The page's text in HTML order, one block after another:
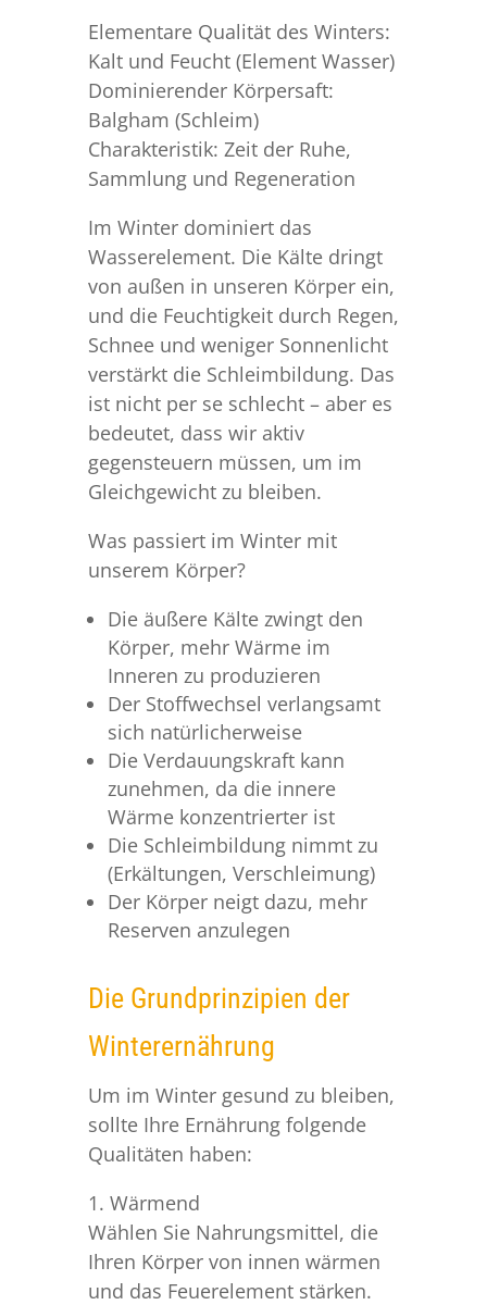
Elementare Qualität des Winters:
Kalt und Feucht (Element Wasser)
Dominierender Körpersaft:
Balgham (Schleim)
Charakteristik: Zeit der Ruhe,
Sammlung und Regeneration
Im Winter dominiert das
Wasserelement. Die Kälte dringt
von außen in unseren Körper ein,
und die Feuchtigkeit durch Regen,
Schnee und weniger Sonnenlicht
verstärkt die Schleimbildung. Das
ist nicht per se schlecht – aber es
bedeutet, dass wir aktiv
gegensteuern müssen, um im
Gleichgewicht zu bleiben.
Was passiert im Winter mit
unserem Körper?
Die äußere Kälte zwingt den
Körper, mehr Wärme im
Inneren zu produzieren
Der Stoffwechsel verlangsamt
sich natürlicherweise
Die Verdauungskraft kann
zunehmen, da die innere
Wärme konzentrierter ist
Die Schleimbildung nimmt zu
(Erkältungen, Verschleimung)
Der Körper neigt dazu, mehr
Reserven anzulegen
Die Grundprinzipien der
Winterernährung
Um im Winter gesund zu bleiben,
sollte Ihre Ernährung folgende
Qualitäten haben:
1. Wärmend
Wählen Sie Nahrungsmittel, die
Ihren Körper von innen wärmen
und das Feuerelement stärken.